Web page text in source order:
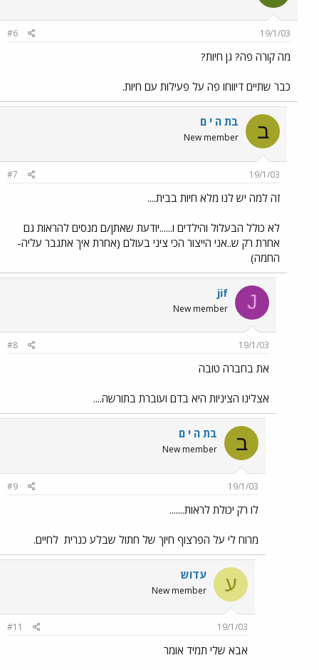
19/1/03
#6
מה קורה פה? גן חיות?
כבר שתיים דיווחו פה על פעילות עם חיות.
ב בת ה י ם
New member
19/1/03
#7
זה למה יש לנו מלא חיות בבית....
לא כולל הבעלול והילדים ו......יודעת שאתן/ם מנסים להראות גם
אחרת רק ש..אני הייצור הכי ציני בעולם (אחרת איך אתגבר עליה-
החמה)
J
jif
New member
19/1/03
#8
את בחברה טובה
אצלינו הציניות היא בדם ועוברת בתורשה....
ב בת ה י ם
New member
19/1/03
#9
לו רק יכולת לראות.......
מרוח לי על הפרצוף חיוך של חתול שבלע כנרית לחיים.
ע עדוש
New member
19/1/03
#11
אבא שלי תמיד אומר